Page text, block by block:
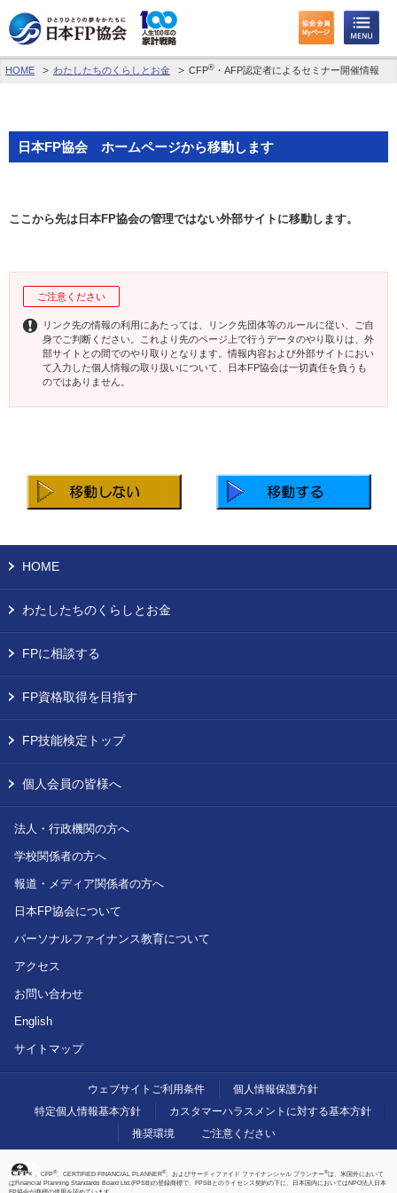
わたしたちのくらしとお金
FP資格取得を目指す
日本FP協会について
パーソナルファイナンス教育について
アクセス
お問い合わせ
法人・行政機関の方へ
HOME わたしたちのくらしとお金 CFP® ・AFP認定者によるセミナー開催情報
日本FP協会 ホームページから移動します
ここから先は日本FP協会の管理ではない外部サイトに移動します。
ご注意ください
リンク先の情報の利用にあたっては、リンク先団体等のルールに従い、ご自
身でご判断ください。これより先のページ上で行うデータのやり取りは、外
部サイトとの間でのやり取りとなります。情報内容および外部サイトにおい
て入力した個人情報の取り扱いについて、日本FP協会は一切責任を負うも
のではありません。
HOME
わたしたちのくらしとお金
FPに相談する
FP資格取得を目指す
FP技能検定トップ
個人会員の皆様へ
法人・行政機関の方へ
学校関係者の方へ
報道・メディア関係者の方へ
日本FP協会について
パーソナルファイナンス教育について
アクセス
お問い合わせ
English
サイトマップ
ウェブサイトご利用条件
個人情報保護方針
特定個人情報基本方針
カスタマーハラスメントに対する基本方針
推奨環境
ご注意ください
、CFP®、CERTIFIED FINANCIAL PLANNER®、およびサーティファイド ファイナンシャル プランナー®は、米国外において
はFinancial Planning Standards Board Ltd.(FPSB)の登録商標で、FPSBとのライセンス契約の下に、日本国内においてはNPO法人日本